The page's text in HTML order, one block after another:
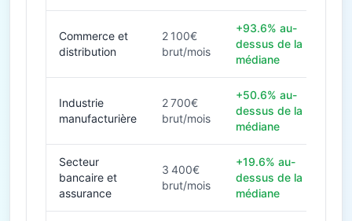
Commerce et
distribution
2 100€
brut/mois
+93.6% au-
dessus de la
médiane
Industrie
manufacturière
2 700€
brut/mois
+50.6% au-
dessus de la
médiane
Secteur
bancaire et
assurance
3 400€
brut/mois
+19.6% au-
dessus de la
médiane